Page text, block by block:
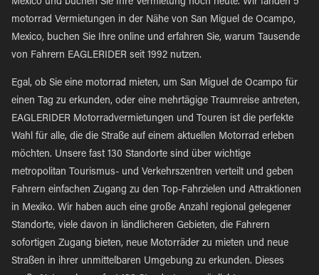
Mexico und buchen Sie Ihre Vermietung noch heute. Wir fanden 5
motorrad Vermietungen in der Nähe von San Miguel de Ocampo,
Mexico, buchen Sie Ihre online und erfahren Sie, warum Tausende
von Fahrern EAGLERIDER seit 1992 nutzen.
Egal, ob Sie eine motorrad mieten, um San Miguel de Ocampo für
einen Tag zu erkunden, oder eine mehrtägige Traumreise antreten,
EAGLERIDER Motorradvermietungen und Touren ist die perfekte
Wahl für alle, die die Straße auf einem aktuellen Motorrad erleben
möchten. Unsere fast 130 Standorte sind über wichtige
metropolitan Tourismus- und Verkehrszentren verteilt und geben
Fahrern einfachen Zugang zu den Top-Fahrzielen und Attraktionen
in Mexiko. Wir haben auch eine große Anzahl regional gelegener
Standorte, viele davon in ländlicheren Gebieten, die Fahrern
sofortigen Zugang bieten, neue Motorräder zu mieten und neue
Straßen in ihrer unmittelbaren Umgebung zu erkunden. Dieses